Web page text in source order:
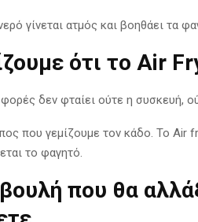
γίνεται ατμός και βοηθάει τα
ότι το Air
δεν φταίει ούτε η συσκευή,
που γεμίζουμε τον κάδο. Το Air
το φαγητό.
που θα